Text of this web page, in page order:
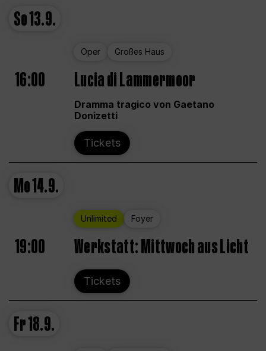
So13.9.
Oper Großes Haus
16:00 Lucia di Lammermoor
Dramma tragico von Gaetano
Donizetti
Tickets
Mo14.9.
Unlimited Foyer
19:00 Werkstatt: Mittwoch aus Licht
Tickets
Fr18.9.